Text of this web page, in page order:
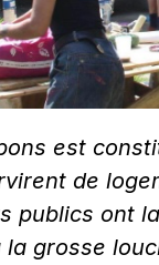
est
de
publics ont
grosse